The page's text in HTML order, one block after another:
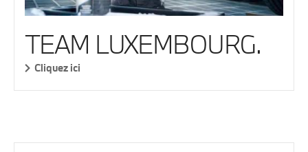
TEAM LUXEMBOURG.
Cliquez ici